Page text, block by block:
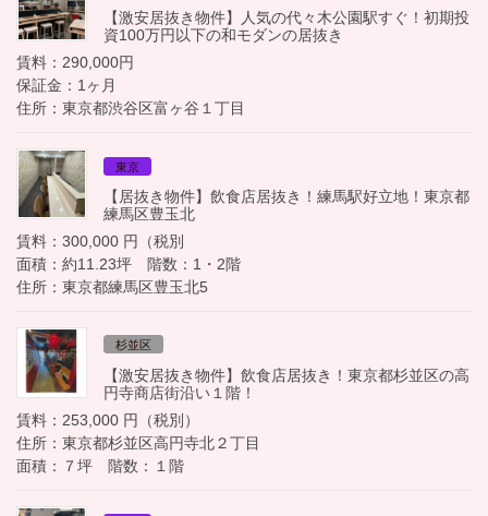
【激安居抜き物件】人気の代々木公園駅すぐ！初期投
資100万円以下の和モダンの居抜き
賃料：290,000円
保証金：1ヶ月
住所：東京都渋谷区富ヶ谷１丁目
東京
【居抜き物件】飲食店居抜き！練馬駅好立地！東京都
練馬区豊玉北
賃料：300,000 円（税別
面積：約11.23坪 階数：1・2階
住所：東京都練馬区豊玉北5
杉並区
【激安居抜き物件】飲食店居抜き！東京都杉並区の高
円寺商店街沿い１階！
賃料：253,000 円（税別）
住所：東京都杉並区高円寺北２丁目
面積：７坪 階数：１階